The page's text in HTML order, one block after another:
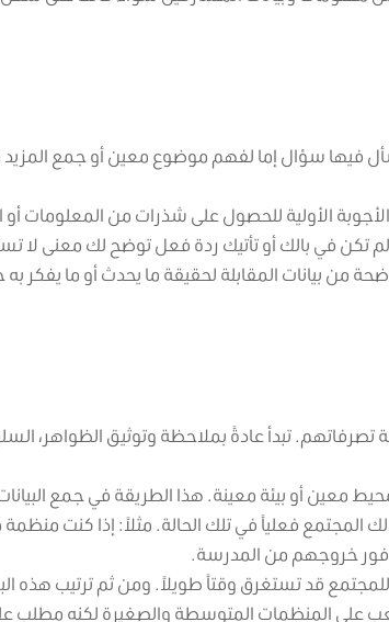
فيها سؤال إما لفهم موضوع معين أو جمع
الأولية للحصول على شذرات من المعلومات أو
لم تكن في بالك أو تأتيك ردة فعل توضح لك معنى لا
من بيانات المقابلة لحقيقة ما يحدث أو ما يفكر
تبدأ عادةً بملاحظة وتوثيق الظواهر،
معين أو بيئة معينة. هذا الطريقة في جمع
المجتمع فعلياً في تلك الحالة. مثلاً: إذا كنت
فور خروجهم من المدرسة.
قد تستغرق وقتاً طويلاً. ومن ثم ترتيب هذه
يصعب على المنظمات المتوسطة والصغيرة لكنه مطلب